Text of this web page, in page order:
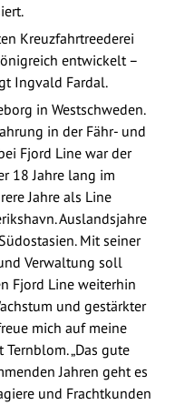
Kreuzfahrtreederei
entwickelt –
Ingvald Fardal.
in Westschweden.
in der Fähr- und
Fjord Line war der
18 Jahre lang im
Jahre als Line
Auslandsjahre
Mit seiner
Verwaltung soll
Fjord Line weiterhin
und gestärkter
mich auf meine
„Das gute
Jahren geht es
und Frachtkunden